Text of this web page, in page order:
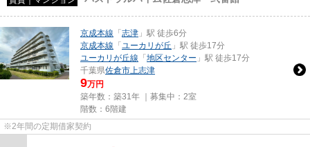
京成本線 「 志津 」駅 徒歩6分
京成本線 「 ユーカリが丘 」駅 徒歩17分
ユーカリが丘線 「 地区センター 」駅 徒歩17分
千葉県佐倉市上志津
9万円
築年数：築31年 ｜募集中： 2室
階数：6階建
※2年間の定期借家契約